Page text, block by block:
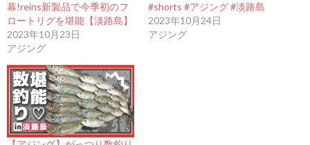
幕!reins新製品で今季初のフ
ロートリグを堪能【淡路島】
2023年10月23日
アジング
#shorts #アジング #淡路島
2023年10月24日
アジング